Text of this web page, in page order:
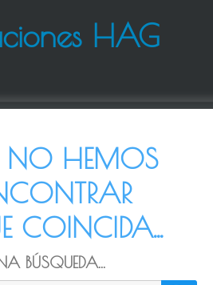
HAG
NO HEMOS
COINCIDA...
BÚSQUEDA...